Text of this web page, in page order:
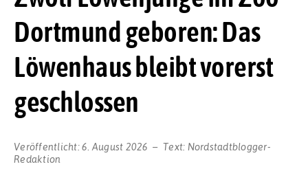
Dortmund geboren: Das
Löwenhaus bleibt vorerst
geschlossen
Veröffentlicht:6. August 2026 Text: Nordstadtblogger-
Redaktion